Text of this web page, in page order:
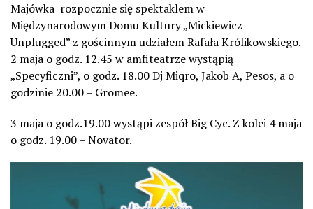
Majówka rozpocznie się spektaklem w
Międzynarodowym Domu Kultury „Mickiewicz
Unplugged” z gościnnym udziałem Rafała Królikowskiego.
2 maja o godz. 12.45 w amfiteatrze wystąpią
„Specyficzni”, o godz. 18.00 Dj Miqro, Jakob A, Pesos, a o
godzinie 20.00 – Gromee.
3 maja o godz.19.00 wystąpi zespół Big Cyc. Z kolei 4 maja
o godz. 19.00 – Novator.